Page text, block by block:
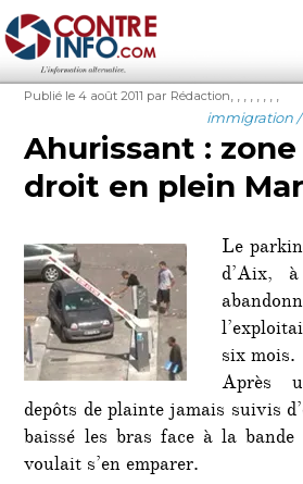
Contre-Info
Publié
Publié le 4 août 2011 Auteur
par Rédaction
Catégories
immigration
Ahurissant :
droit en plein
Le
d’Aix,
six mois.
Après
depôts de plainte jamais suivis
baissé les bras face à la
voulait s’en emparer.